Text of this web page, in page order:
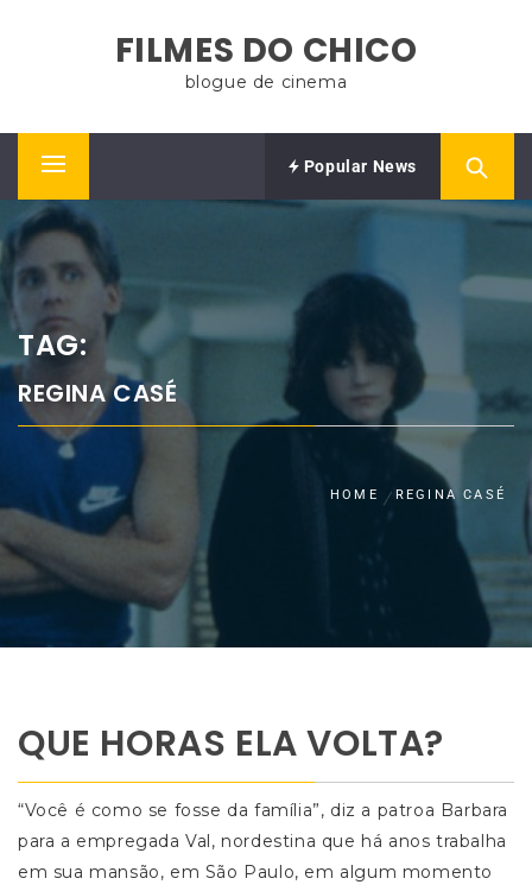
FILMES DO CHICO
blogue de cinema
Primary
Menu
Popular News
TAG:
REGINA CASÉ
HOME REGINA CASÉ
QUE HORAS ELA VOLTA?
“Você é como se fosse da família”, diz a patroa Barbara
para a empregada Val, nordestina que há anos trabalha
em sua mansão, em São Paulo, em algum momento